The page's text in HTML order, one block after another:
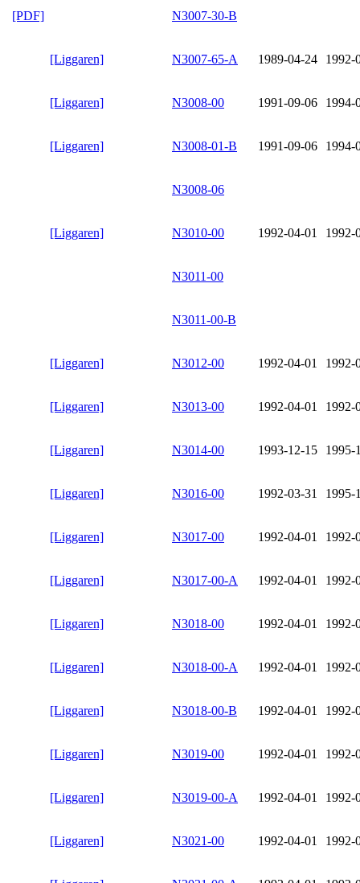
[PDF] N3007-30-B
[Liggaren] N3007-65-A 1989-04-24 1992-
[Liggaren] N3008-00 1991-09-06 1994-
[Liggaren] N3008-01-B 1991-09-06 1994-
N3008-06
[Liggaren] N3010-00 1992-04-01 1992-
N3011-00
N3011-00-B
[Liggaren] N3012-00 1992-04-01 1992-
[Liggaren] N3013-00 1992-04-01 1992-
[Liggaren] N3014-00 1993-12-15 1995-
[Liggaren] N3016-00 1992-03-31 1995-
[Liggaren] N3017-00 1992-04-01 1992-
[Liggaren] N3017-00-A 1992-04-01 1992-
[Liggaren] N3018-00 1992-04-01 1992-
[Liggaren] N3018-00-A 1992-04-01 1992-
[Liggaren] N3018-00-B 1992-04-01 1992-
[Liggaren] N3019-00 1992-04-01 1992-
[Liggaren] N3019-00-A 1992-04-01 1992-
[Liggaren] N3021-00 1992-04-01 1992-